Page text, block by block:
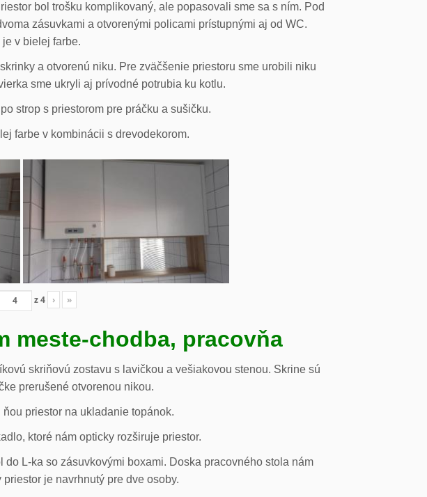
bol trošku komplikovaný, ale popasovali sme sa s ním. Pod
zásuvkami a otvorenými policami prístupnými aj od WC.
je v bielej farbe.
a otvorenú niku. Pre zväčšenie priestoru sme urobili niku
sme ukryli aj prívodné potrubia ku kotlu.
strop s priestorom pre práčku a sušičku.
farbe v kombinácii s drevodekorom.
z4 › »
meste-chodba, pracovňa
skriňovú zostavu s lavičkou a vešiakovou stenou. Skrine sú
prerušené otvorenou nikou.
priestor na ukladanie topánok.
ktoré nám opticky rozširuje priestor.
L-ka so zásuvkovými boxami. Doska pracovného stola nám
je navrhnutý pre dve osoby.